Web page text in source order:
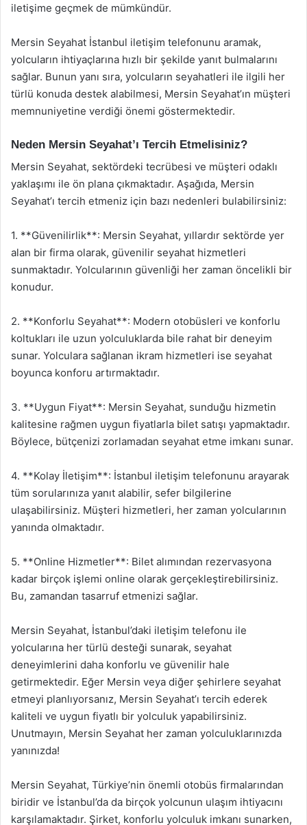
iletişime geçmek de mümkündür.
Mersin Seyahat İstanbul iletişim telefonunu aramak,
yolcuların ihtiyaçlarına hızlı bir şekilde yanıt bulmalarını
sağlar. Bunun yanı sıra, yolcuların seyahatleri ile ilgili her
türlü konuda destek alabilmesi, Mersin Seyahat’ın müşteri
memnuniyetine verdiği önemi göstermektedir.
Neden Mersin Seyahat’ı Tercih Etmelisiniz?
Mersin Seyahat, sektördeki tecrübesi ve müşteri odaklı
yaklaşımı ile ön plana çıkmaktadır. Aşağıda, Mersin
Seyahat’ı tercih etmeniz için bazı nedenleri bulabilirsiniz:
1. **Güvenilirlik**: Mersin Seyahat, yıllardır sektörde yer
alan bir firma olarak, güvenilir seyahat hizmetleri
sunmaktadır. Yolcularının güvenliği her zaman öncelikli bir
konudur.
2. **Konforlu Seyahat**: Modern otobüsleri ve konforlu
koltukları ile uzun yolculuklarda bile rahat bir deneyim
sunar. Yolculara sağlanan ikram hizmetleri ise seyahat
boyunca konforu artırmaktadır.
3. **Uygun Fiyat**: Mersin Seyahat, sunduğu hizmetin
kalitesine rağmen uygun fiyatlarla bilet satışı yapmaktadır.
Böylece, bütçenizi zorlamadan seyahat etme imkanı sunar.
4. **Kolay İletişim**: İstanbul iletişim telefonunu arayarak
tüm sorularınıza yanıt alabilir, sefer bilgilerine
ulaşabilirsiniz. Müşteri hizmetleri, her zaman yolcularının
yanında olmaktadır.
5. **Online Hizmetler**: Bilet alımından rezervasyona
kadar birçok işlemi online olarak gerçekleştirebilirsiniz.
Bu, zamandan tasarruf etmenizi sağlar.
Mersin Seyahat, İstanbul’daki iletişim telefonu ile
yolcularına her türlü desteği sunarak, seyahat
deneyimlerini daha konforlu ve güvenilir hale
getirmektedir. Eğer Mersin veya diğer şehirlere seyahat
etmeyi planlıyorsanız, Mersin Seyahat’ı tercih ederek
kaliteli ve uygun fiyatlı bir yolculuk yapabilirsiniz.
Unutmayın, Mersin Seyahat her zaman yolculuklarınızda
yanınızda!
Mersin Seyahat, Türkiye’nin önemli otobüs firmalarından
biridir ve İstanbul’da da birçok yolcunun ulaşım ihtiyacını
karşılamaktadır. Şirket, konforlu yolculuk imkanı sunarken,